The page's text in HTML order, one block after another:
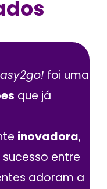
foi uma
que já
inovadora,
entre
adoram a